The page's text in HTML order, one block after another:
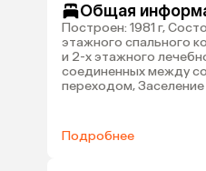
Общая
Построен: 1981 г,
этажного спального
и 2-х этажного
соединенных между
переходом,
Подробнее